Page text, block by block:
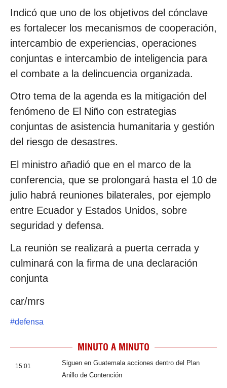
Indicó que uno de los objetivos del cónclave
es fortalecer los mecanismos de cooperación,
intercambio de experiencias, operaciones
conjuntas e intercambio de inteligencia para
el combate a la delincuencia organizada.
Otro tema de la agenda es la mitigación del
fenómeno de El Niño con estrategias
conjuntas de asistencia humanitaria y gestión
del riesgo de desastres.
El ministro añadió que en el marco de la
conferencia, que se prolongará hasta el 10 de
julio habrá reuniones bilaterales, por ejemplo
entre Ecuador y Estados Unidos, sobre
seguridad y defensa.
La reunión se realizará a puerta cerrada y
culminará con la firma de una declaración
conjunta
car/mrs
#defensa
MINUTO A MINUTO
15:01
Siguen en Guatemala acciones dentro del Plan
Anillo de Contención